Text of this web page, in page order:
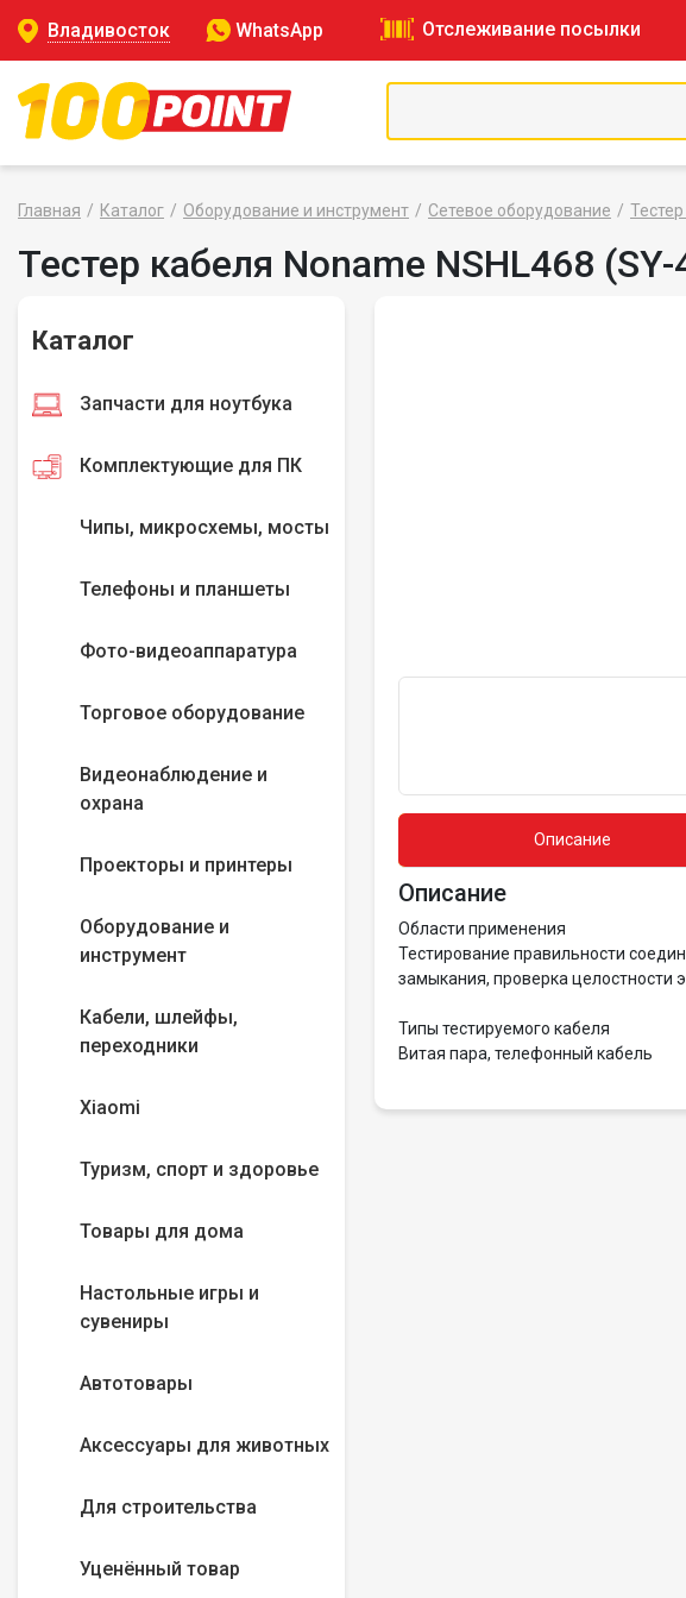
Владивосток WhatsApp Отслеживание посылки
Главная Каталог Оборудование и инструмент Сетевое оборудование
Тестер кабеля Noname NSHL468
Каталог
Запчасти для ноутбука
Комплектующие для ПК
Чипы, микросхемы, мосты
Телефоны и планшеты
Фото-видеоаппаратура
Торговое оборудование
Видеонаблюдение и
охрана
Проекторы и принтеры
Оборудование и
инструмент
Кабели, шлейфы,
переходники
Xiaomi
Туризм, спорт и здоровье
Товары для дома
Настольные игры и
сувениры
Автотовары
Аксессуары для животных
Для строительства
Уценённый товар
Описание
Описание
Области применения
Тестирование правильности
замыкания, проверка целостности
Типы тестируемого кабеля
Витая пара, телефонный кабель